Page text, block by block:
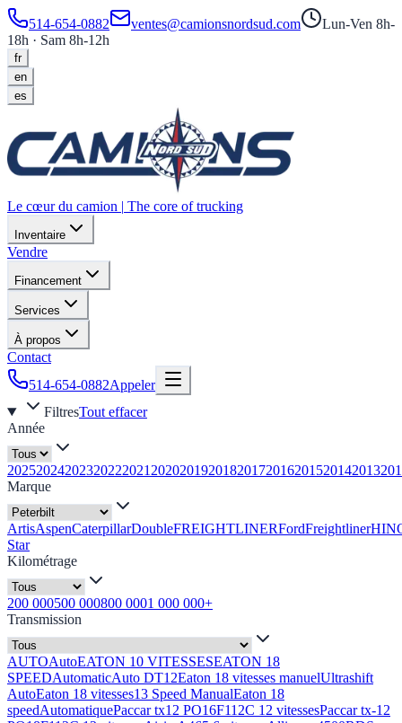
514-654-0882 ventes@camionsnordsud.com
Lun-Ven 8h-
18h · Sam 8h-12h
fr
en
es
Le cœur du camion | The core of trucking
Inventaire
Vendre
Financement
Services
À propos
Contact
514-654-0882Appeler
FiltresTout effacer
Année
20252024202320222021 20202019201820172016201520142013
Marque
ArtisAspenCaterpillarDoubleFREIGHTLINERFordFreightliner
Star
Kilométrage
200 000500 000800 0001 000 000+
Transmission
AUTOAutoEATON 10 VITESSESEATON 18
SPEEDAutomaticAuto DT12Eaton 18 vitesses manuelUltrashift
AutoEaton 18 vitesses13 Speed ManualEaton 18
speedAutomatiquePaccar tx12 PO16F112C 12 vitessesPaccar tx-12